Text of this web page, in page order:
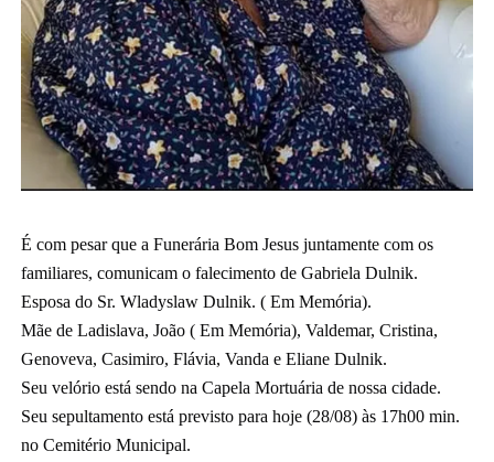
É com pesar que a Funerária Bom Jesus juntamente com os
familiares, comunicam o falecimento de Gabriela Dulnik.
Esposa do Sr. Wladyslaw Dulnik. ( Em Memória).
Mãe de Ladislava, João ( Em Memória), Valdemar, Cristina,
Genoveva, Casimiro, Flávia, Vanda e Eliane Dulnik.
Seu velório está sendo na Capela Mortuária de nossa cidade.
Seu sepultamento está previsto para hoje (28/08) às 17h00 min.
no Cemitério Municipal.